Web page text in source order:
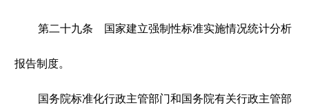
第二十九条 国家建立强制性标准实施情况统计分析
报告制度。
国务院标准化行政主管部门和国务院有关行政主管部